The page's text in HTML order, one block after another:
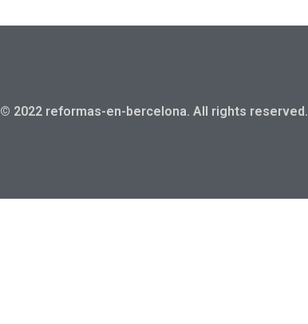
© 2022 reformas-en-bercelona. All rights reserved.